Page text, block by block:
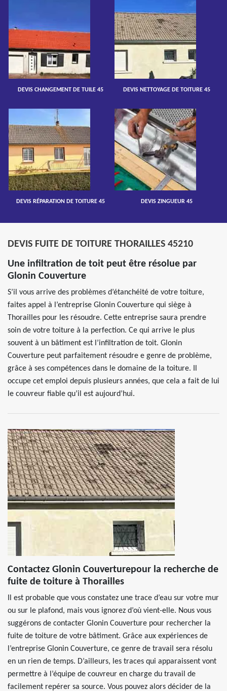
DEVIS CHANGEMENT DE TUILE 45 DEVIS NETTOYAGE DE TOITURE 45
DEVIS RÉPARATION DE TOITURE 45 DEVIS ZINGUEUR 45
DEVIS FUITE DE TOITURE THORAILLES 45210
Une infiltration de toit peut être résolue par
Glonin Couverture
S’il vous arrive des problèmes d’étanchéité de votre toiture,
faites appel à l’entreprise Glonin Couverture qui siège à
Thorailles pour les résoudre. Cette entreprise saura prendre
soin de votre toiture à la perfection. Ce qui arrive le plus
souvent à un bâtiment est l’infiltration de toit. Glonin
Couverture peut parfaitement résoudre e genre de problème,
grâce à ses compétences dans le domaine de la toiture. Il
occupe cet emploi depuis plusieurs années, que cela a fait de lui
le couvreur fiable qu’il est aujourd’hui.
Contactez Glonin Couverturepour la recherche de
fuite de toiture à Thorailles
Il est probable que vous constatez une trace d’eau sur votre mur
ou sur le plafond, mais vous ignorez d’où vient-elle. Nous vous
suggérons de contacter Glonin Couverture pour rechercher la
fuite de toiture de votre bâtiment. Grâce aux expériences de
l’entreprise Glonin Couverture, ce genre de travail sera résolu
en un rien de temps. D’ailleurs, les traces qui apparaissent vont
permettre à l’équipe de couvreur en charge du travail de
facilement repérer sa source. Vous pouvez alors décider de la